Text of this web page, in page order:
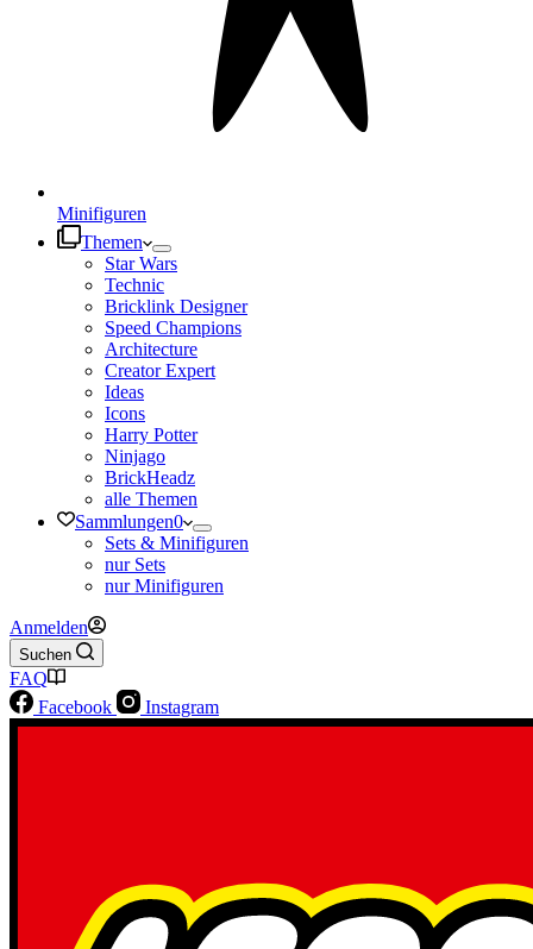
Minifiguren
Themen
Star Wars
Technic
Bricklink Designer
Speed Champions
Architecture
Creator Expert
Ideas
Icons
Harry Potter
Ninjago
BrickHeadz
alle Themen
Sammlungen0
Sets & Minifiguren
nur Sets
nur Minifiguren
Anmelden
Suchen
FAQ
Facebook
Instagram